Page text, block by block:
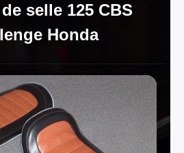
selle 125 CBS
Honda